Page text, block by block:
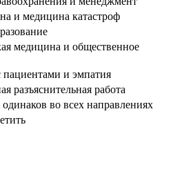
и медицина катастроф
медицина и общественное
и эмпатия
разъяснительная работа
во всех направлениях